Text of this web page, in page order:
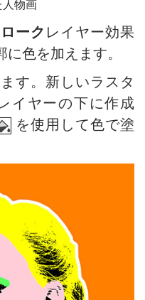
物画
ーク レイヤー効果
色を加えます。
す。新しいラスタ
イヤーの下に作成
を使用して色で塗